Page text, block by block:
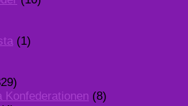
(1)
Konfederationen (8)